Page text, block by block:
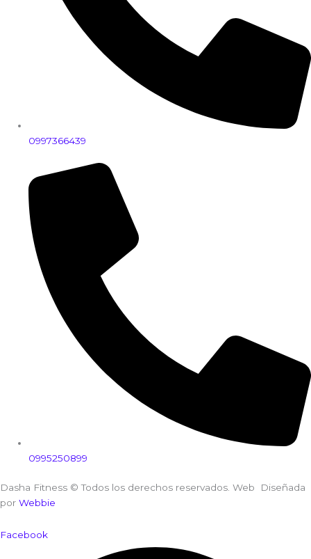
0997366439
0995250899
Dasha Fitness © Todos los derechos reservados. Web Diseñada
por Webbie
Facebook